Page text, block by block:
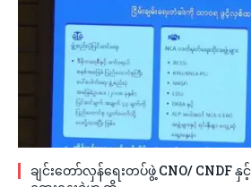
ချင်းတော်လှန်ရေးတပ်ဖွဲ့ CNO/